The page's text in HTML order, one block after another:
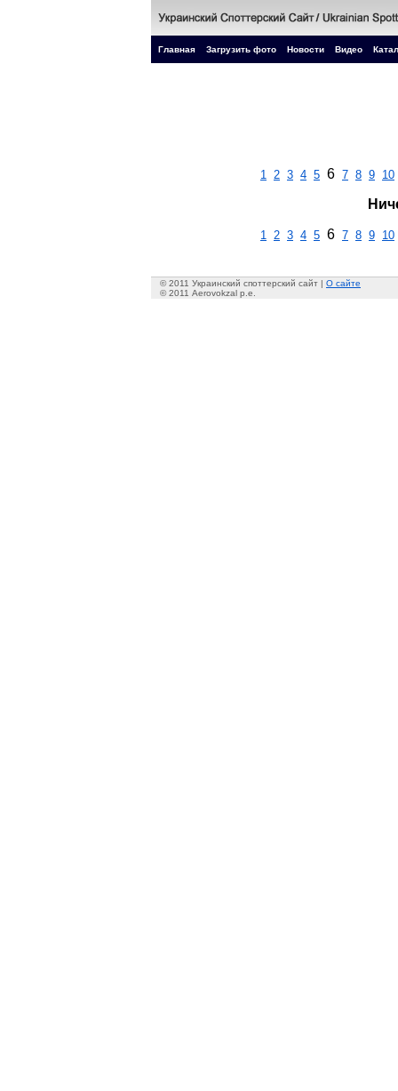
Главная Загрузить фото Новости Видео
1 2 3 4 5 6 7 8 9 10
1 2 3 4 5 6 7 8 9 10
© 2011 Украинский споттерский сайт | О сайте
© 2011 Aerovokzal p.e.